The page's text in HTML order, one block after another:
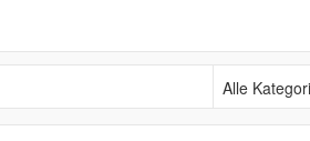
Alle Kategorien